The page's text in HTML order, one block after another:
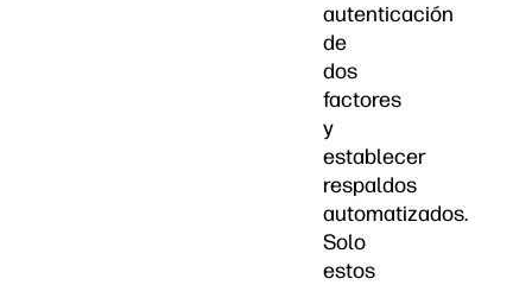
autenticación
de
dos
factores
y
establecer
respaldos
automatizados.
Solo
estos